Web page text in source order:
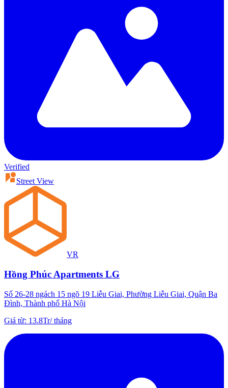
Verified
Street View
VR
Hồng Phúc Apartments LG
Số 26-28 ngách 15 ngõ 19 Liễu Giai, Phường Liễu Giai, Quận Ba
Đình, Thành phố Hà Nội
Giá từ: 13.8Tr/tháng